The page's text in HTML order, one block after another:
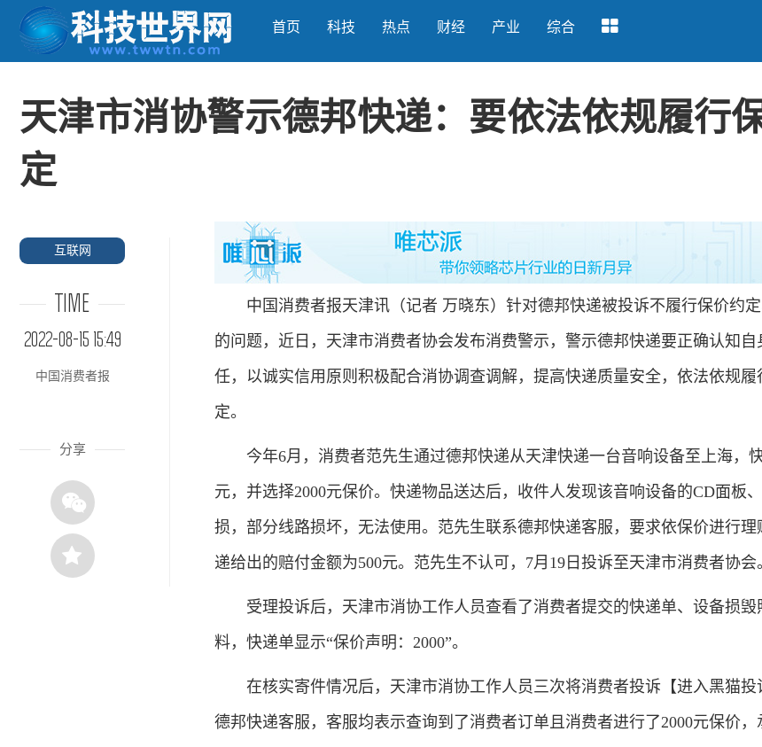
首页 科技 热点 财经 产业 综合
天津市消协警示德邦快递：要依法依规履行
定
互联网
TIME
2022-08-15 15:49
中国消费者报
分享
中国消费者报天津讯（记者 万晓东）针对德邦快递被投诉不履行保价约定
的问题，近日，天津市消费者协会发布消费警示，警示德邦快递要正确认知自
任，以诚实信用原则积极配合消协调查调解，提高快递质量安全，依法依规履
定。
今年6月，消费者范先生通过德邦快递从天津快递一台音响设备至上海，
元，并选择2000元保价。快递物品送达后，收件人发现该音响设备的CD面板
损，部分线路损坏，无法使用。范先生联系德邦快递客服，要求依保价进行理
递给出的赔付金额为500元。范先生不认可，7月19日投诉至天津市消费者协会
受理投诉后，天津市消协工作人员查看了消费者提交的快递单、设备损毁
料，快递单显示“保价声明：2000”。
在核实寄件情况后，天津市消协工作人员三次将消费者投诉【进入黑猫投
德邦快递客服，客服均表示查询到了消费者订单且消费者进行了2000元保价，